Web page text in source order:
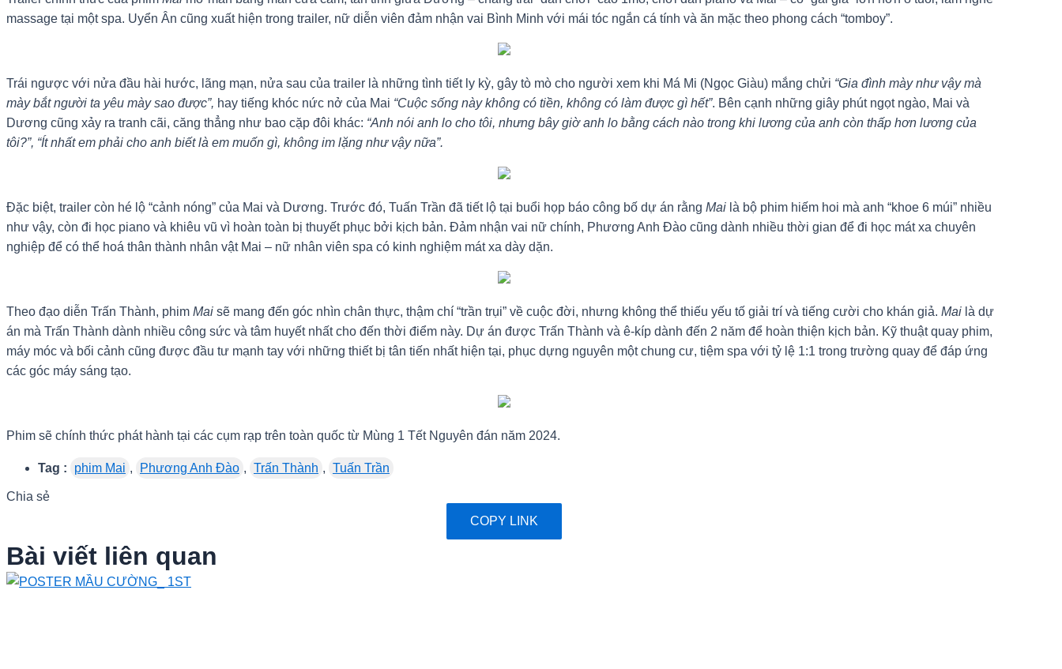
massage tại một spa. Uyển Ân cũng xuất hiện trong trailer, nữ diễn viên đảm nhận vai Bình Minh với mái tóc ngắn cá tính và ăn mặc theo phong cách “tomboy”.
Trái ngược với nửa đầu hài hước, lãng mạn, nửa sau của trailer là những tình tiết ly kỳ, gây tò mò cho người xem khi Má Mi (Ngọc Giàu) mắng chửi “Gia đình mày như vậy mà
mày bắt người ta yêu mày sao được”, hay tiếng khóc nức nở của Mai “Cuộc sống này không có tiền, không có làm được gì hết”. Bên cạnh những giây phút ngọt ngào, Mai và
Dương cũng xảy ra tranh cãi, căng thẳng như bao cặp đôi khác: “Anh nói anh lo cho tôi, nhưng bây giờ anh lo bằng cách nào trong khi lương của anh còn thấp hơn lương của
tôi?”, “Ít nhất em phải cho anh biết là em muốn gì, không im lặng như vậy nữa”.
Đặc biệt, trailer còn hé lộ “cảnh nóng” của Mai và Dương. Trước đó, Tuấn Trần đã tiết lộ tại buổi họp báo công bố dự án rằng Mai là bộ phim hiếm hoi mà anh “khoe 6 múi” nhiều
như vậy, còn đi học piano và khiêu vũ vì hoàn toàn bị thuyết phục bởi kịch bản. Đảm nhận vai nữ chính, Phương Anh Đào cũng dành nhiều thời gian để đi học mát xa chuyên
nghiệp để có thể hoá thân thành nhân vật Mai – nữ nhân viên spa có kinh nghiệm mát xa dày dặn.
Theo đạo diễn Trấn Thành, phim Mai sẽ mang đến góc nhìn chân thực, thậm chí “trần trụi” về cuộc đời, nhưng không thể thiếu yếu tố giải trí và tiếng cười cho khán giả. Mai là dự
án mà Trấn Thành dành nhiều công sức và tâm huyết nhất cho đến thời điểm này. Dự án được Trấn Thành và ê-kíp dành đến 2 năm để hoàn thiện kịch bản. Kỹ thuật quay phim,
máy móc và bối cảnh cũng được đầu tư mạnh tay với những thiết bị tân tiến nhất hiện tại, phục dựng nguyên một chung cư, tiệm spa với tỷ lệ 1:1 trong trường quay để đáp ứng
các góc máy sáng tạo.
Phim sẽ chính thức phát hành tại các cụm rạp trên toàn quốc từ Mùng 1 Tết Nguyên đán năm 2024.
Tag : phim Mai , Phương Anh Đào , Trấn Thành , Tuấn Trần
Chia sẻ
COPY LINK
Bài viết liên quan